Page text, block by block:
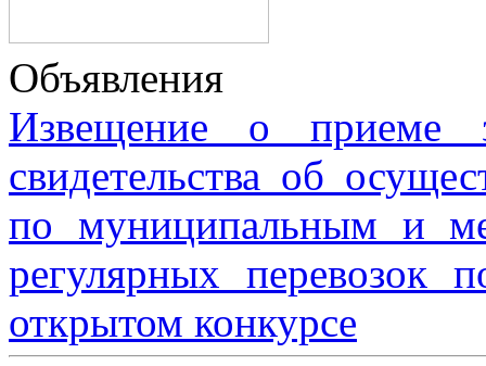
Объявления
Извещение о приеме
свидетельства об
по муниципальным и
регулярных перевозок
открытом конкурсе